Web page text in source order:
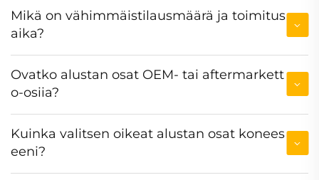
Mikä on vähimmäistilausmäärä ja toimitus
aika?
Ovatko alustan osat OEM- tai aftermarkett
o-osiia?
Kuinka valitsen oikeat alustan osat konees
eeni?